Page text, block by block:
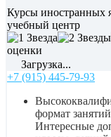
Курсы иностранных
учебный центр
оценки
Загрузка...
+7 (915) 445-79-93
формат
Интересные